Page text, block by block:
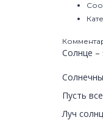
Солнце –
Пусть
Луч